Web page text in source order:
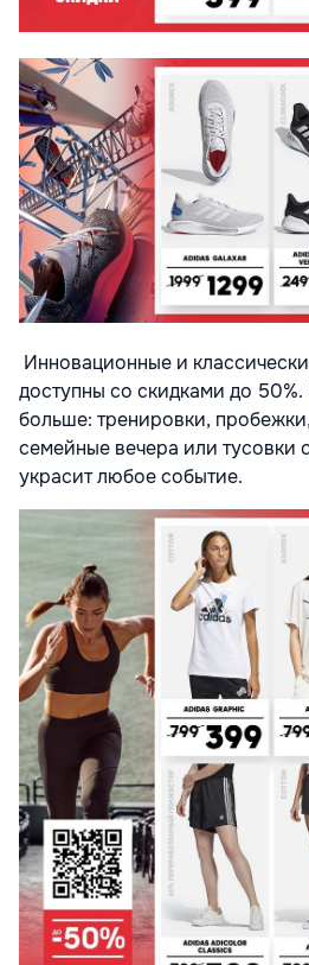
Инновационные и
доступны со скидками до 50%.
больше: тренировки,
семейные вечера или тусовки
украсит любое событие.